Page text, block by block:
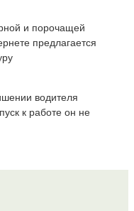
и порочащей
предлагается
водителя
к работе он не